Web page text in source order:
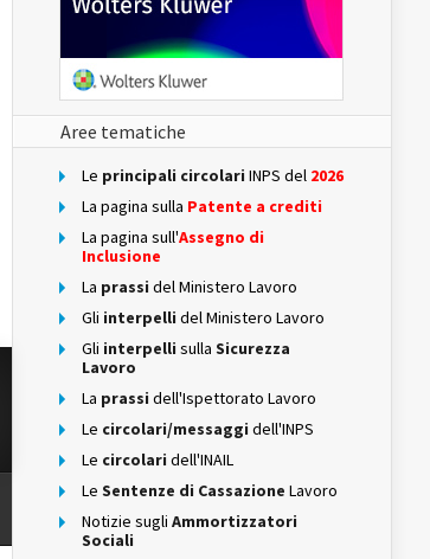
Aree tematiche
Le principali circolari INPS del 2026
La pagina sulla Patente a crediti
La pagina sull'Assegno di
Inclusione
La prassi del Ministero Lavoro
Gli interpelli del Ministero Lavoro
Gli interpelli sulla Sicurezza
Lavoro
La prassi dell'Ispettorato Lavoro
Le circolari/messaggi dell'INPS
Le circolari dell'INAIL
Le Sentenze di Cassazione Lavoro
Notizie sugli Ammortizzatori
Sociali